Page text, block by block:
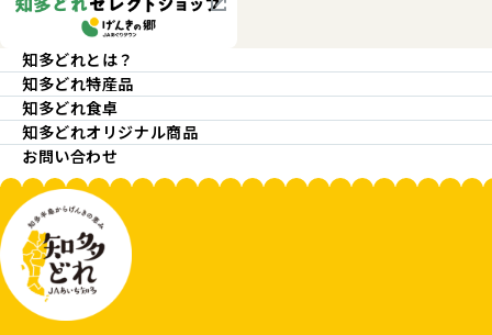
知多どれとは？
知多どれ特産品
知多どれ食卓
知多どれオリジナル商品
お問い合わせ